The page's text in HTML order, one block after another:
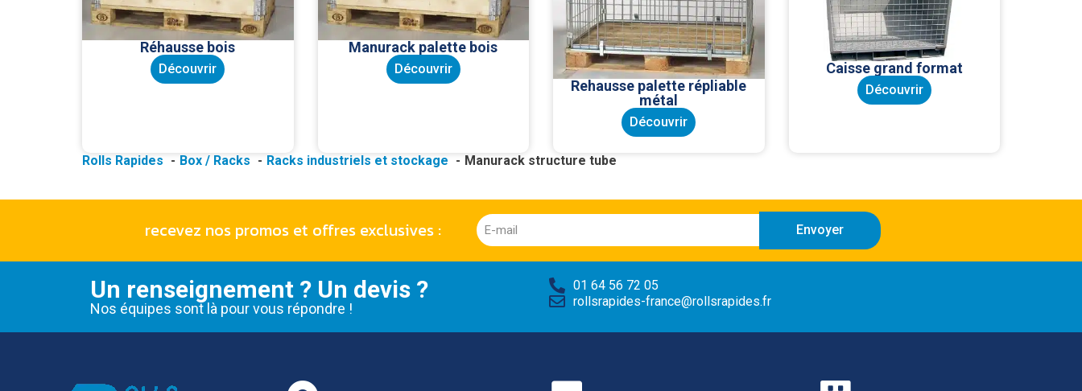
Réhausse bois
Découvrir
Manurack palette bois
Découvrir
Rehausse palette répliable
métal
Découvrir
Caisse grand format
Découvrir
Rolls Rapides Box / Racks Racks industriels et stockage Manurack structure tube
recevez nos promos et offres exclusives : Envoyer
Un renseignement ? Un devis ?
Nos équipes sont là pour vous répondre !
01 64 56 72 05
rollsrapides-france@rollsrapides.fr